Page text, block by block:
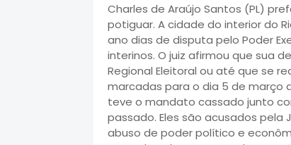
Charles de Araújo Santos (PL)
potiguar. A cidade do interior do
ano dias de disputa pelo Poder
interinos. O juiz afirmou que sua
Regional Eleitoral ou até que se
marcadas para o dia 5 de março
teve o mandato cassado junto
passado. Eles são acusados
abuso de poder político e